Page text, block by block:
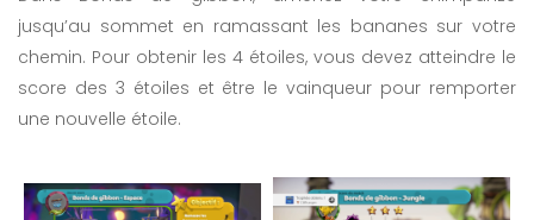
jusqu’au sommet en ramassant les bananes sur votre
chemin. Pour obtenir les 4 étoiles, vous devez atteindre le
score des 3 étoiles et être le vainqueur pour remporter
une nouvelle étoile.